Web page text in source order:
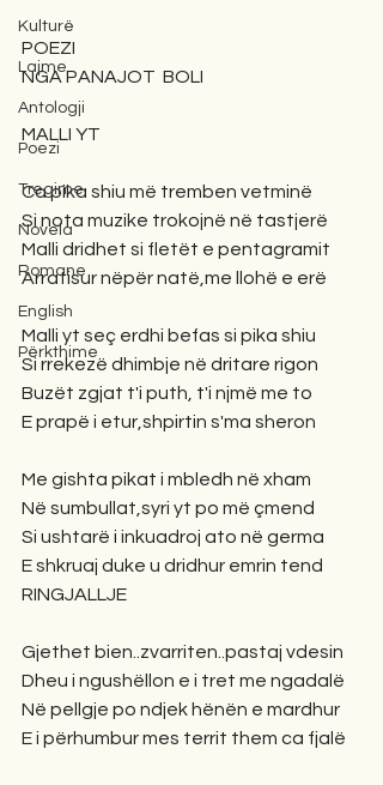
Kulturë
Lajme
Antologji
Poezi
Tregime
Novela
Romane
English
Përkthime
POEZI
NGA PANAJOT  BOLI
MALLI YT
Ca pika shiu më tremben vetminë
Si nota muzike trokojnë në tastjerë
Malli dridhet si fletët e pentagramit
Arratisur nëpër natë,me llohë e erë
Malli yt seç erdhi befas si pika shiu
Si rrekezë dhimbje në dritare rigon
Buzët zgjat t'i puth, t'i njmë me to
E prapë i etur,shpirtin s'ma sheron
Me gishta pikat i mbledh në xham
Në sumbullat,syri yt po më çmend
Si ushtarë i inkuadroj ato në germa
E shkruaj duke u dridhur emrin tend
RINGJALLJE
Gjethet bien..zvarriten..pastaj vdesin
Dheu i ngushëllon e i tret me ngadalë
Në pellgje po ndjek hënën e mardhur
E i përhumbur mes territ them ca fjalë